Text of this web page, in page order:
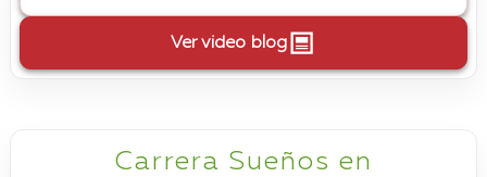
Ver video blog
Carrera Sueños en